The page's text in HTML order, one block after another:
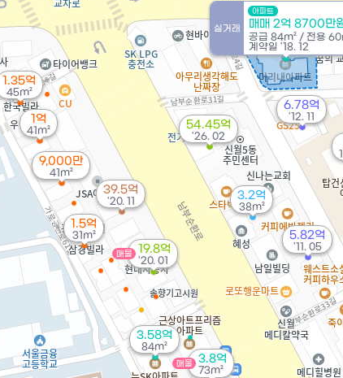
9,000만
41m²
19.8억
'20. 01
매물
1.35억
45m²
54.45억
'26. 02
3.58억
84m²
3.8억
73m²
매물
3.2억
38m²
1억
41m²
1.5억
31m²
39.5억
'20. 11
실거래
아파트
매매 2억 8700만
공급 84m² / 전용
계약일 '18. 12
6.78억
'12. 11
5.82억
'11. 05